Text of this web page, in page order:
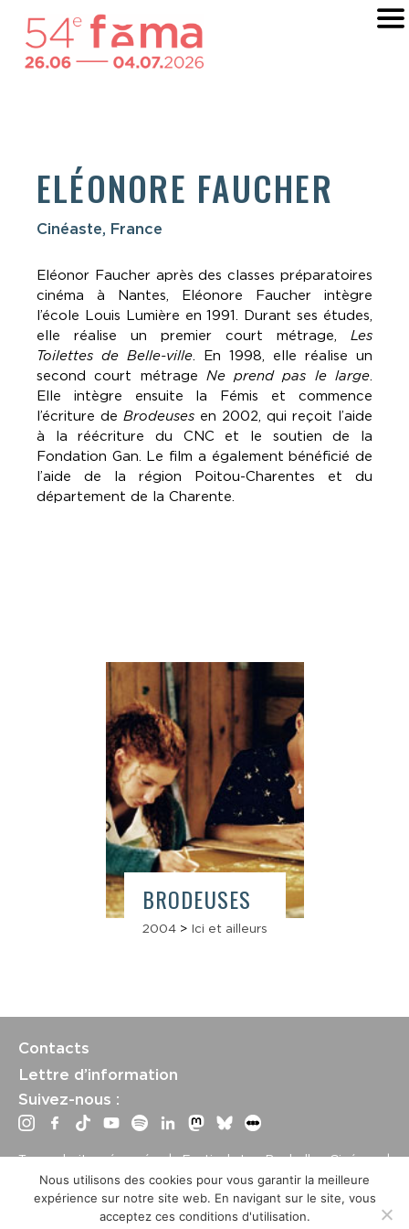
ELÉONORE FAUCHER
Cinéaste, France
Eléonor Faucher après des classes préparatoires
cinéma à Nantes, Eléonore Faucher intègre
l’école Louis Lumière en 1991. Durant ses études,
elle réalise un premier court métrage, Les
Toilettes de Belle-ville. En 1998, elle réalise un
second court métrage Ne prend pas le large.
Elle intègre ensuite la Fémis et commence
l’écriture de Brodeuses en 2002, qui reçoit l’aide
à la réécriture du CNC et le soutien de la
Fondation Gan. Le film a également bénéficié de
l’aide de la région Poitou-Charentes et du
département de la Charente.
BRODEUSES
2004> Ici et ailleurs
Contacts
Lettre d’information
Suivez-nous :
Tous droits réservés | Festival La Rochelle Cinéma |
International Film Festival – Mentions légales –Conditions
générales de vente
Crédits site : Marine Breton, design ;Etienne Delcambre,
Nous utilisons des cookies pour vous garantir la meilleure
expérience sur notre site web. En navigant sur le site, vous
acceptez ces conditions d'utilisation.